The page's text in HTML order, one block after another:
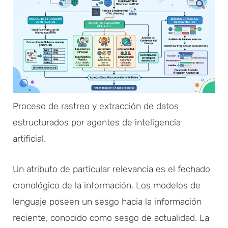
Proceso de rastreo y extracción de datos
estructurados por agentes de inteligencia
artificial.
Un atributo de particular relevancia es el fechado
cronológico de la información. Los modelos de
lenguaje poseen un sesgo hacia la información
reciente, conocido como sesgo de actualidad. La